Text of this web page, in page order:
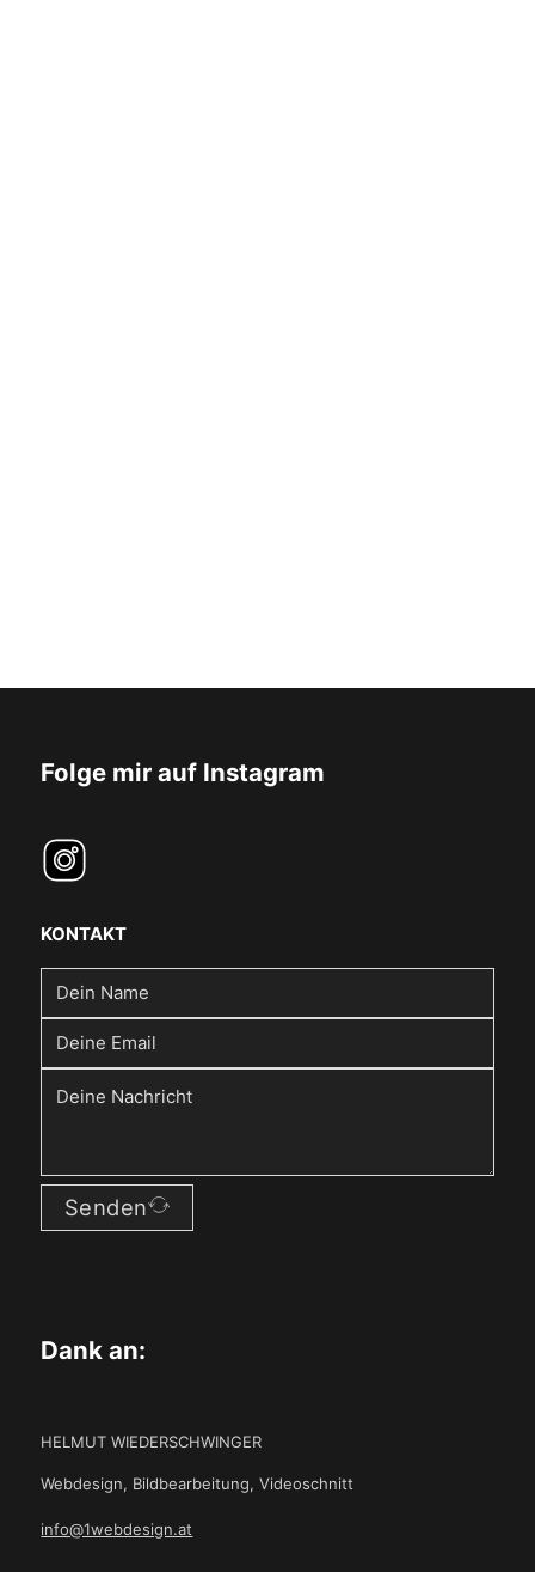
Folge mir auf Instagram
KONTAKT
Senden
Dank an:
HELMUT WIEDERSCHWINGER
Webdesign, Bildbearbeitung, Videoschnitt
info@1webdesign.at